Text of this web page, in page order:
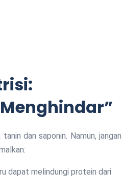
dan saponin. Namun, jangan
dapat melindungi protein dari